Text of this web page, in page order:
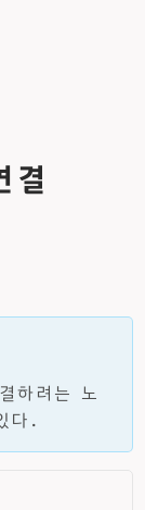
결
하려는 노
다.